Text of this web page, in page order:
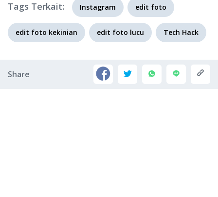
Tags Terkait: Instagram edit foto
edit foto kekinian edit foto lucu Tech Hack
Share